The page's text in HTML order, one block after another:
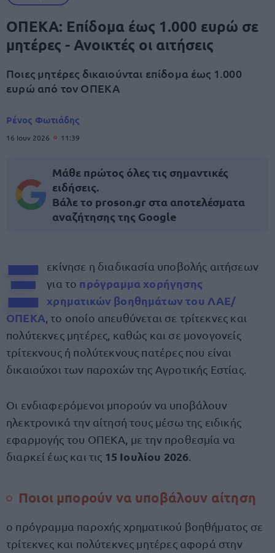
ΟΠΕΚΑ: Επίδομα έως 1.000 ευρώ σε
μητέρες - Ανοικτές οι αιτήσεις
Ποιες μητέρες δικαιούνται επίδομα έως 1.000
ευρώ από τον ΟΠΕΚΑ
Ρένος Φωτιάδης
16 Ιουν 2026 11:39
Μάθε πρώτος όλες τις σημαντικές
ειδήσεις.
Βάλε το proson.gr στα αποτελέσματα
αναζήτησης της Google
Ξ
εκίνησε η διαδικασία υποβολής αιτήσεων
για το πρόγραμμα χορήγησης
χρηματικών βοηθημάτων του ΛΑΕ/
ΟΠΕΚΑ , το οποίο απευθύνεται σε τρίτεκνες και
πολύτεκνες μητέρες, καθώς και σε μονογονείς
τρίτεκνους ή πολύτεκνους πατέρες που είναι
δικαιούχοι των παροχών της Αγροτικής Εστίας.
Οι ενδιαφερόμενοι μπορούν να υποβάλουν
ηλεκτρονικά την αίτησή τους μέσω της ειδικής
εφαρμογής του ΟΠΕΚΑ, με την προθεσμία να
διαρκεί έως και τις 15 Ιουλίου 2026
Ποιοι μπορούν να υποβάλουν αίτηση
ο πρόγραμμα παροχής χρηματικού βοηθήματος σε
τρίτεκνες και πολύτεκνες μητέρες αφορά στην